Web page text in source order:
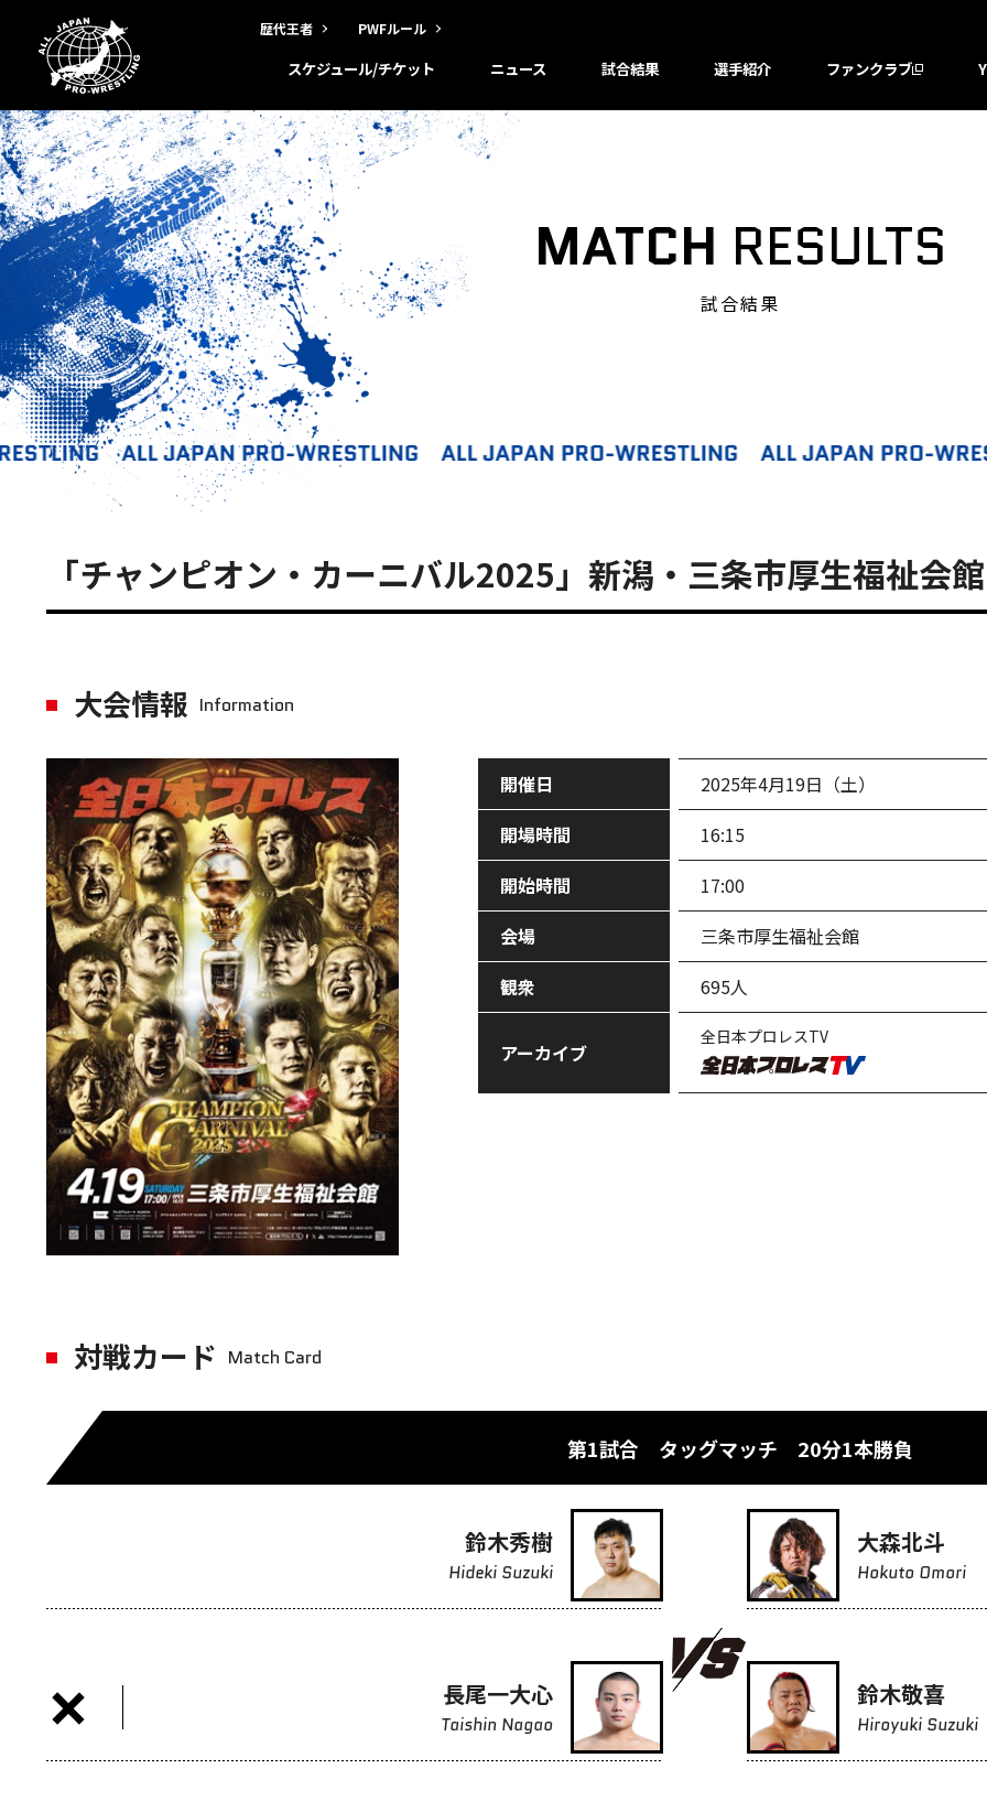
歴代王者 PWFルール
スケジュール/チケット ニュース 試合結果 選手紹介 ファンクラブ
MATCH RESULTS
試合結果
「チャンピオン・カーニバル2025」新潟・三条市厚生福祉会
大会情報 Information
開催日
2025年4月19日（土）
開場時間
16:15
開始時間
17:00
会場
三条市厚生福祉会館
観衆
695人
アーカイブ
全日本プロレスTV
対戦カード Match Card
第1試合 タッグマッチ 20分1本勝負
鈴木秀樹
Hideki Suzuki
長尾一大心
Taishin Nagao
大森北斗
Hokuto Omori
鈴木敬喜
Hiroyuki Suzuki